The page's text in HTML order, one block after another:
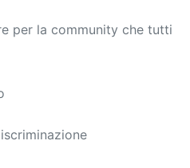
per la community che tutti